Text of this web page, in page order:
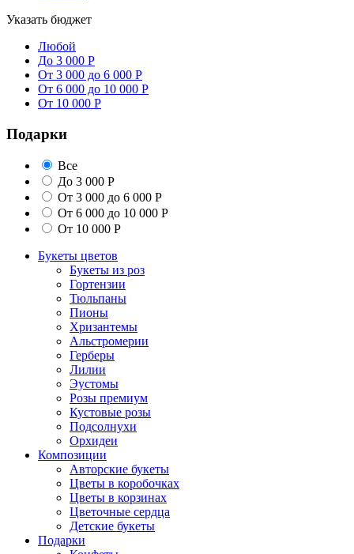
Указать бюджет
Любой
До 3 000 Р
От 3 000 до 6 000 Р
От 6 000 до 10 000 Р
От 10 000 Р
Подарки
Все
До 3 000 Р
От 3 000 до 6 000 Р
От 6 000 до 10 000 Р
От 10 000 Р
Букеты цветов
Букеты из роз
Гортензии
Тюльпаны
Пионы
Хризантемы
Альстромерии
Герберы
Лилии
Эустомы
Розы премиум
Кустовые розы
Подсолнухи
Орхидеи
Композиции
Авторские букеты
Цветы в коробочках
Цветы в корзинах
Цветочные сердца
Детские букеты
Подарки